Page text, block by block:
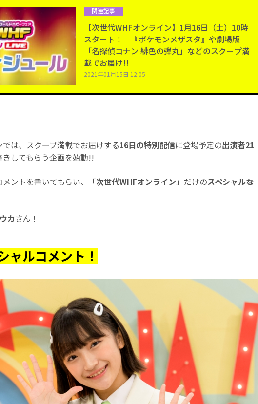
関連記事
【次世代WHFオンライン】1月16日（土）10時
スタート！ 『ポケモンメザスタ』や劇場版
「名探偵コナン 緋色の弾丸」などのスクープ満
載でお届け!!
2021年01月15日 12:05
は、スクープ満載でお届けする16日の特別配信に登場予定の出演者21
きしてもらう企画を始動!!
ントを書いてもらい、「次世代WHFオンライン 」だけのスペシャルな
カさん！
ャルコメント！